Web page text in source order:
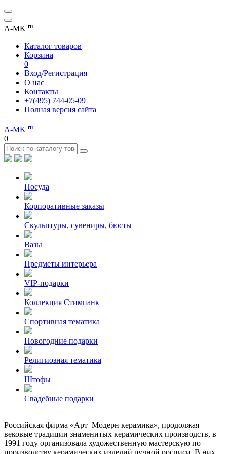
A-MK ru
Каталог товаров
Корзина
0
Вход/Регистрация
О нас
Контакты
+7(495) 744-05-09
Полная версия сайта
A-MK ru
0
Посуда
Корпоративные заказы
Скульптуры, сувениры, бюсты
Вазы
Предметы интерьера
VIP-подарки
Коллекция Стимпанк
Спортивная тематика
Новогодние подарки
Религиозная тематика
Штофы
Свадебные подарки
Российская фирма «Арт–Модерн керамика», продолжая
вековые традиции знаменитых керамических производств, в
1991 году организовала художественную мастерскую по
производству керамических изделий ручной росписи. В них